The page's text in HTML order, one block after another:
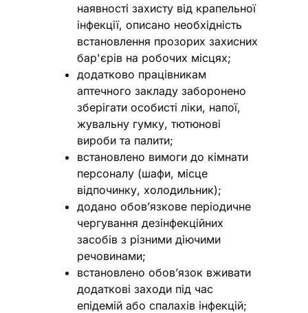
наявності захисту від крапельної
інфекції, описано необхідність
встановлення прозорих захисних
бар'єрів на робочих місцях;
додатково працівникам
аптечного закладу заборонено
зберігати особисті ліки, напої,
жувальну гумку, тютюнові
вироби та палити;
встановлено вимоги до кімнати
персоналу (шафи, місце
відпочинку, холодильник);
додано обов’язкове періодичне
чергування дезінфекційних
засобів з різними діючими
речовинами;
встановлено обов’язок вживати
додаткові заходи під час
епідемій або спалахів інфекцій;